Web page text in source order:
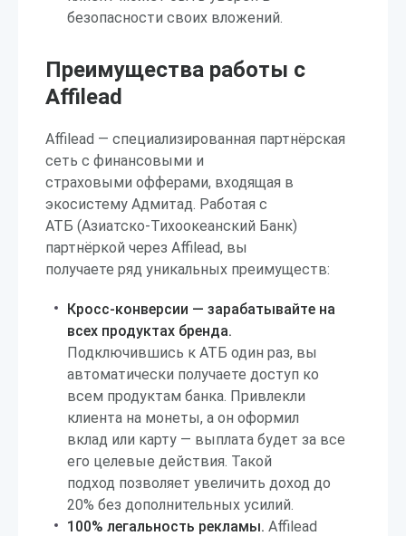
безопасности своих вложений.
Преимущества работы с
Affilead
Affilead — специализированная партнёрская
сеть с финансовыми и
страховыми офферами, входящая в
экосистему Адмитад. Работая с
АТБ (Азиатско-Тихоокеанский Банк)
партнёркой через Affilead, вы
получаете ряд уникальных преимуществ:
Кросс-конверсии — зарабатывайте на
всех продуктах бренда.
Подключившись к АТБ один раз, вы
автоматически получаете доступ ко
всем продуктам банка. Привлекли
клиента на монеты, а он оформил
вклад или карту — выплата будет за все
его целевые действия. Такой
подход позволяет увеличить доход до
20% без дополнительных усилий.
100% легальность рекламы. Affilead